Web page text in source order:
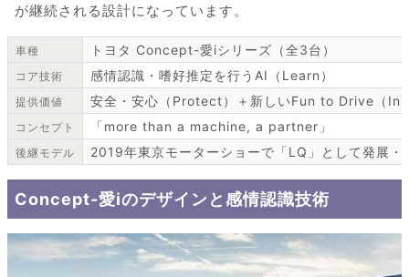
が継続される設計になっています。
車種 トヨタ Concept-愛iシリーズ（全3台）
コア技術 感情認識・嗜好推定を行うAI（Learn）
提供価値 安全・安心（Protect）＋新しいFun to Drive（
コンセプト 「more than a machine, a partner」
後継モデル 2019年東京モーターショーで「LQ」として発展・
Concept-愛iのデザインと感情認識技術